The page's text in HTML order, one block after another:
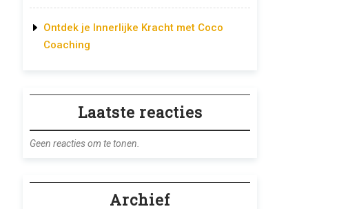
Ontdek je Innerlijke Kracht met Coco
Coaching
Laatste reacties
Geen reacties om te tonen.
Archief